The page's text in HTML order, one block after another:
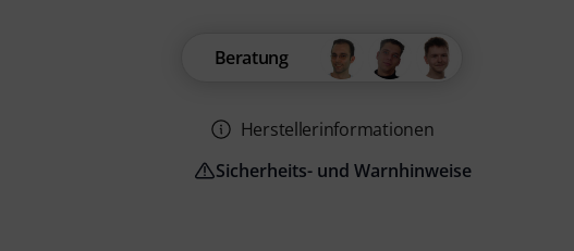
Beratung
Herstellerinformationen
Sicherheits- und Warnhinweise